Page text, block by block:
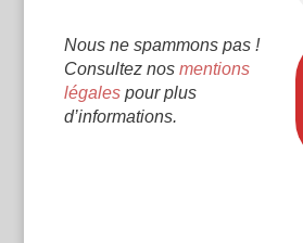
Nous ne spammons pas !
Consultez nos mentions
légalespour plus
d’informations.